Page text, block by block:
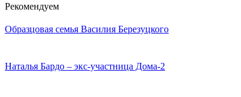
Рекомендуем
Образцовая семья Василия Березуцкого
Наталья Бардо – экс-участница Дома-2